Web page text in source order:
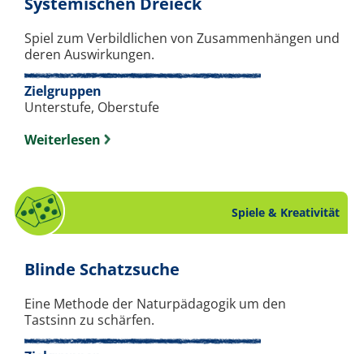
Spiel zum Verbildlichen von Zusammenhängen und
deren Auswirkungen.
Zielgruppen
Unterstufe, Oberstufe
Weiterlesen
Spiele & Kreativität
Blinde Schatzsuche
Eine Methode der Naturpädagogik um den
Tastsinn zu schärfen.